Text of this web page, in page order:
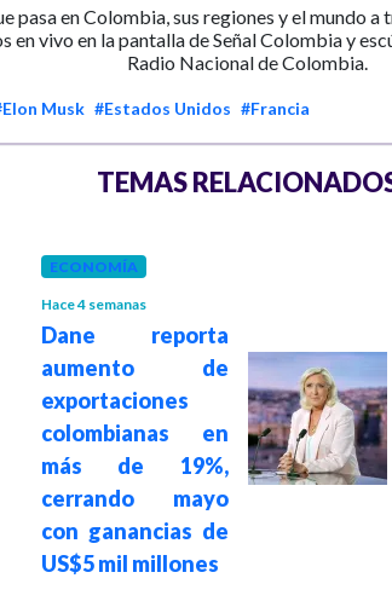
pasa en Colombia, sus regiones y el mundo a
en vivo en la pantalla de Señal Colombia y
Radio Nacional de Colombia.
Musk #Estados Unidos #Francia
TEMAS
ECONOMÍA
Hace 4 semanas
Dane reporta
aumento de
exportaciones
colombianas en
más de 19%,
cerrando mayo
con ganancias de
US$5 mil millones